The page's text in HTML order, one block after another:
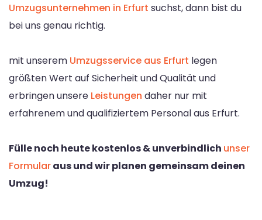
Umzugsunternehmen in Erfurt suchst, dann bist du
bei uns genau richtig.
mit unserem Umzugsservice aus Erfurt legen
größten Wert auf Sicherheit und Qualität und
erbringen unsere Leistungen daher nur mit
erfahrenem und qualifiziertem Personal aus Erfurt.
Fülle noch heute kostenlos & unverbindlich unser
Formularaus und wir planen gemeinsam deinen
Umzug!